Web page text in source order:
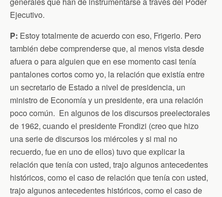
Ejecutivo.
P: Estoy totalmente de acuerdo con eso, Frigerio. Pero
también debe comprenderse que, al menos vista desde
afuera o para alguien que en ese momento casi tenía
pantalones cortos como yo, la relación que existía entre
un secretario de Estado a nivel de presidencia, un
ministro de Economía y un presidente, era una relación
poco común. En algunos de los discursos preelectorales
de 1962, cuando el presidente Frondizi (creo que hizo
una serie de discursos los miércoles y si mal no
recuerdo, fue en uno de ellos) tuvo que explicar la
relación que tenía con usted, trajo algunos antecedentes
históricos, como el caso de relación que tenía con usted,
trajo algunos antecedentes históricos, como el caso de